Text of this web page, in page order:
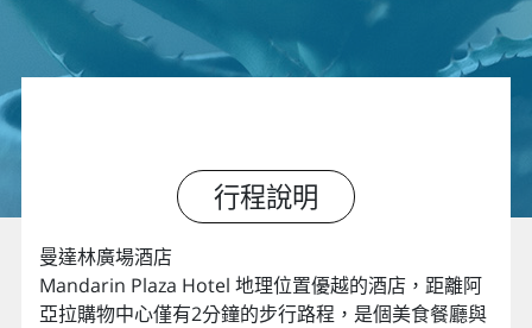
行程說明
曼達林廣場酒店
Mandarin Plaza Hotel 地理位置優越的酒店，距離阿
亞拉購物中心僅有2分鐘的步行路程，是個美食餐廳與